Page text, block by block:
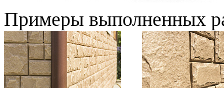
Примеры выполненных